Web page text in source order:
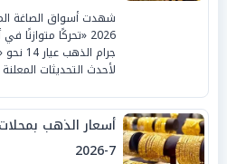
2026 «تحركًا
لأحدث التحديثات
7-2026